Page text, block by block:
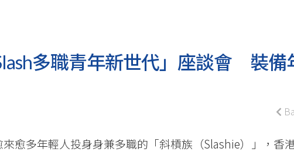
多職青年新世代」座談會 裝備
來愈多年輕人投身身兼多職的「斜槓族（Slashie）」，香